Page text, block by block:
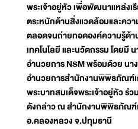
พระเจ้าอยู่หัว เพื่อพัฒนาแหล่งเ
ตระหนักด้านสิ่งแวดล้อมและคว
ตลอดจนถ่ายทอดองค์ความรู้ด้า
เทคโนโลยี และนวัตกรรม โดยมี
อำนวยการ NSM พร้อมด้วย นา
อำนวยการสำนักงานพิพิธภัณฑ์เ
พระบาทสมเด็จพระเจ้าอยู่หัว ร่
ดังกล่าว ณ สำนักงานพิพิธภัณฑ์
อ.คลองหลวง จ.ปทุมธานี